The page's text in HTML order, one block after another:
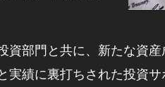
選ぶことは、専門性・信頼・成
期的な収益性と社会
資部門と共に、新たな資
績に裏打ちされた投資